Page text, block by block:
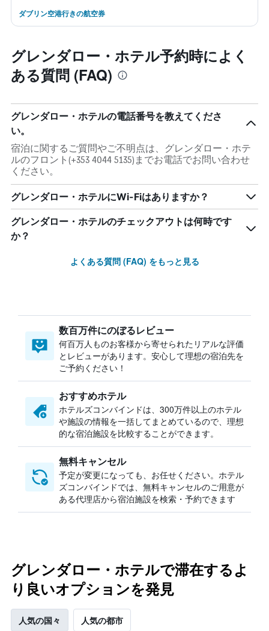
ダブリン空港行きの航空券
グレンダロー・ホテル予約時によく
ある質問 (FAQ)
グレンダロー・ホテルの電話番号を教えてくださ
い。
宿泊に関するご質問やご不明点は、グレンダロー・ホテ
ルのフロント(+353 4044 5135)までお電話でお問い合わせ
ください。
グレンダロー・ホテルにWi-Fiはありますか？
グレンダロー・ホテルのチェックアウトは何時です
か？
よくある質問 (FAQ) をもっと見る
数百万件にのぼるレビュー
何百万人ものお客様から寄せられたリアルな評価
とレビューがあります。安心して理想の宿泊先を
ご予約ください！
おすすめホテル
ホテルズコンバインドは、300万件以上のホテル
や施設の情報を一括してまとめているので、理想
的な宿泊施設を比較することができます。
無料キャンセル
予定が変更になっても、お任せください。ホテル
ズコンバインドでは、無料キャンセルのご用意が
ある代理店から宿泊施設を検索・予約できます
グレンダロー・ホテルで滞在するよ
り良いオプションを発見
人気の国々 人気の都市